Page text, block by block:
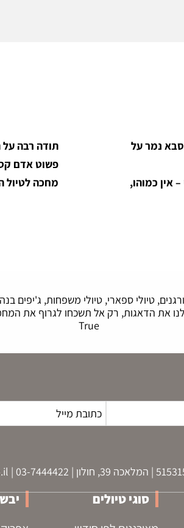
נמר על
אין כמוהו,
תודה רבה על
פשוט אדם
מחכה לטיול
טיולי ספארי, טיולי משפחות, ג'יפים
True
סוגי טיולים